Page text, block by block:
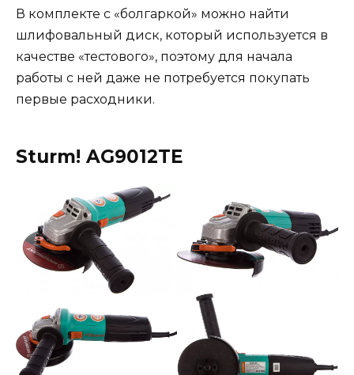
В комплекте с «болгаркой» можно найти
шлифовальный диск, который используется в
качестве «тестового», поэтому для начала
работы с ней даже не потребуется покупать
первые расходники.
Sturm! AG9012TE